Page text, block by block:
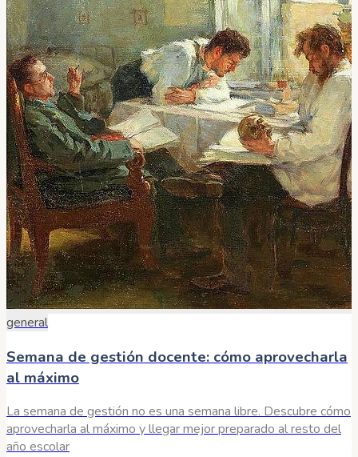
general
Semana de gestión docente: cómo aprovecharla
al máximo
La semana de gestión no es una semana libre. Descubre cómo
aprovecharla al máximo y llegar mejor preparado al resto del
año escolar